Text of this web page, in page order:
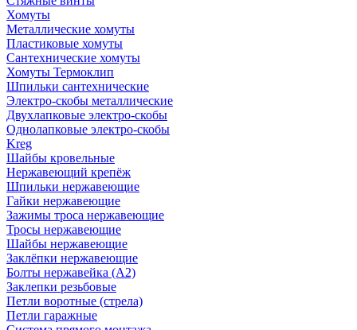
Хомуты
Металлические хомуты
Пластиковые хомуты
Сантехнические хомуты
Хомуты Термоклип
Шпильки сантехнические
Электро-скобы металлические
Двухлапковые электро-скобы
Однолапковые электро-скобы
Kreg
Шайбы кровельные
Нержавеющий крепёж
Шпильки нержавеющие
Гайки нержавеющие
Зажимы троса нержавеющие
Тросы нержавеющие
Шайбы нержавеющие
Заклёпки нержавеющие
Болты нержавейка (А2)
Заклепки резьбовые
Петли воротные (стрела)
Петли гаражные